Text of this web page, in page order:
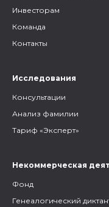
Инвесторам
Команда
Контакты
Исследования
Консультации
Анализ фамилии
Тариф «Эксперт»
Некоммерческая
Фонд
Генеалогический